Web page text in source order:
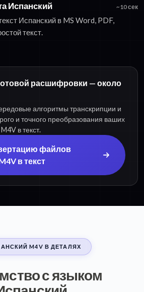
Испанский ~10 сек
Испанский в MS Word, PDF,
текст.
расшифровки — около
алгоритмы транскрипции и
и точного преобразования ваших
в текст.
файлов
в текст
M4V В ДЕТАЛЯХ
с языком